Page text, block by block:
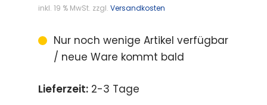
inkl. 19 % MwSt. zzgl. Versandkosten
Nur noch wenige Artikel verfügbar
/ neue Ware kommt bald
Lieferzeit: 2-3 Tage